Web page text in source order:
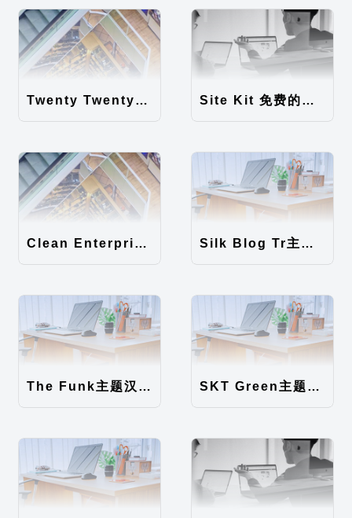
Twenty Twenty-Five 免费的WordPress内容主题 Site Kit 免费的WordPress数据统计插件
Clean Enterprise主题汉化包 Silk Blog Tr主题汉化包
The Funk主题汉化包 SKT Green主题汉化包